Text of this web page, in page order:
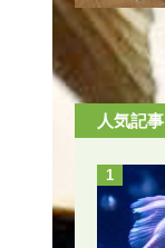
人気記事
1